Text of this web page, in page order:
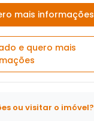
mais informações
e quero mais
ou visitar o imóvel?